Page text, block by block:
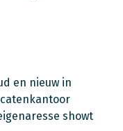
en nieuw in
showt